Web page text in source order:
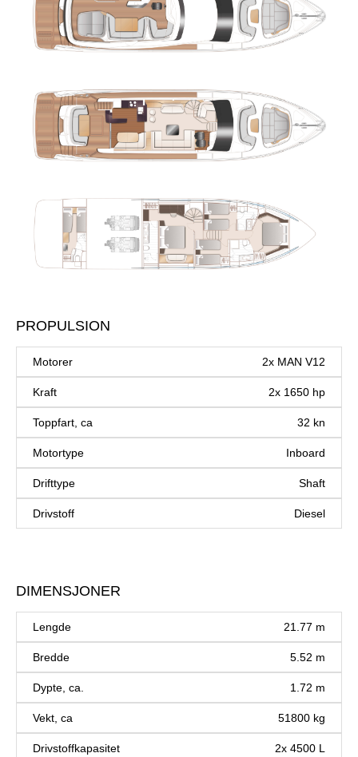
PROPULSION
Motorer 2x MAN V12
Kraft 2x 1650 hp
Toppfart, ca 32 kn
Motortype Inboard
Drifttype Shaft
Drivstoff Diesel
DIMENSJONER
Lengde 21.77 m
Bredde 5.52 m
Dypte, ca. 1.72 m
Vekt, ca 51800 kg
Drivstoffkapasitet 2x 4500 L